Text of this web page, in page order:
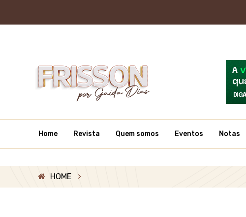
Home Revista Quem somos Eventos Notas
HOME